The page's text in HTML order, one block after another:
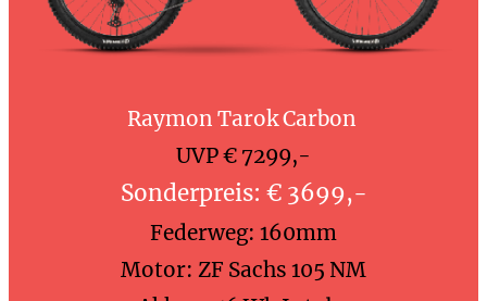
Raymon Tarok Carbon
UVP € 7299,-
Sonderpreis: € 3699,-
Federweg: 160mm
Motor: ZF Sachs 105 NM